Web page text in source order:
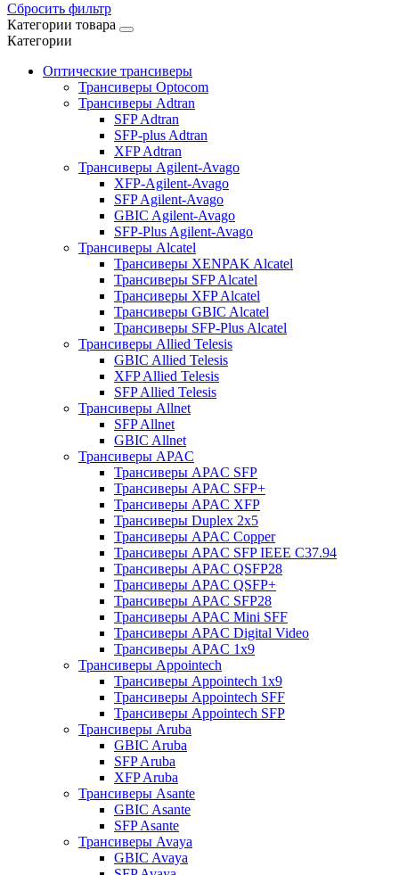
Сбросить фильтр
Категории товара
Категории
Оптические трансиверы
Трансиверы Optocom
Трансиверы Adtran
SFP Adtran
SFP-plus Adtran
XFP Adtran
Трансиверы Agilent-Avago
XFP-Agilent-Avago
SFP Agilent-Avago
GBIC Agilent-Avago
SFP-Plus Agilent-Avago
Трансиверы Alcatel
Трансиверы XENPAK Alcatel
Трансиверы SFP Alcatel
Трансиверы XFP Alcatel
Трансиверы GBIC Alcatel
Трансиверы SFP-Plus Alcatel
Трансиверы Allied Telesis
GBIC Allied Telesis
XFP Allied Telesis
SFP Allied Telesis
Трансиверы Allnet
SFP Allnet
GBIC Allnet
Трансиверы APAC
Трансиверы APAC SFP
Трансиверы APAC SFP+
Трансиверы APAC XFP
Трансиверы Duplex 2x5
Трансиверы APAC Copper
Трансиверы APAC SFP IEEE C37.94
Трансиверы APAC QSFP28
Трансиверы APAC QSFP+
Трансиверы APAC SFP28
Трансиверы APAC Mini SFF
Трансиверы APAC Digital Video
Трансиверы APAC 1x9
Трансиверы Appointech
Трансиверы Appointech 1x9
Трансиверы Appointech SFF
Трансиверы Appointech SFP
Трансиверы Aruba
GBIC Aruba
SFP Aruba
XFP Aruba
Трансиверы Asante
GBIC Asante
SFP Asante
Трансиверы Avaya
GBIC Avaya